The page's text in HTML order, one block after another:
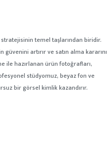
temel taşlarından biridir.
artırır ve satın alma kararını
ile hazırlanan ürün fotoğrafları,
stüdyomuz, beyaz fon ve
bir görsel kimlik kazandırır.